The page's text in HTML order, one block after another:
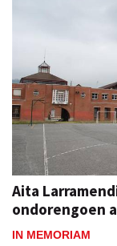
Aita
ondorengoen
IN MEMORIAM